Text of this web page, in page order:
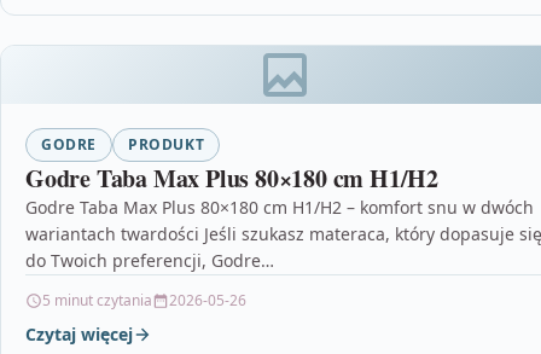
GODRE PRODUKT
Godre Taba Max Plus 80×180 cm H1/H2
Godre Taba Max Plus 80×180 cm H1/H2 – komfort snu w dwóch
wariantach twardości Jeśli szukasz materaca, który dopasuje się
do Twoich preferencji, Godre…
5 minut czytania 2026-05-26
Czytaj więcej